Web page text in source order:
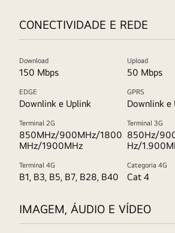
CONECTIVIDADE E REDE
Download
150 Mbps
Upload
50 Mbps
EDGE
Downlink e Uplink
GPRS
Downlink e
Terminal 2G
850MHz/900MHz/1800
MHz/1900MHz
Terminal 3G
850Hz/
Hz/
Terminal 4G
B1, B3, B5, B7, B28, B40
Categoria 4G
Cat 4
IMAGEM, ÁUDIO E VÍDEO